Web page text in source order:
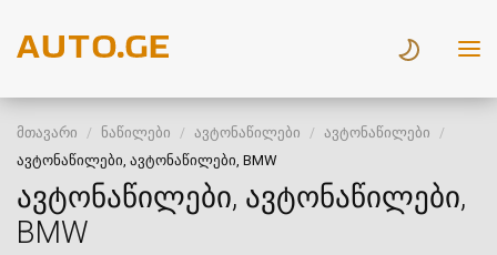
მთავარი ნაწილები ავტონაწილები
ავტონაწილები
ავტონაწილები, ავტონაწილები, BMW
ავტონაწილები, ავტონაწილები,
BMW